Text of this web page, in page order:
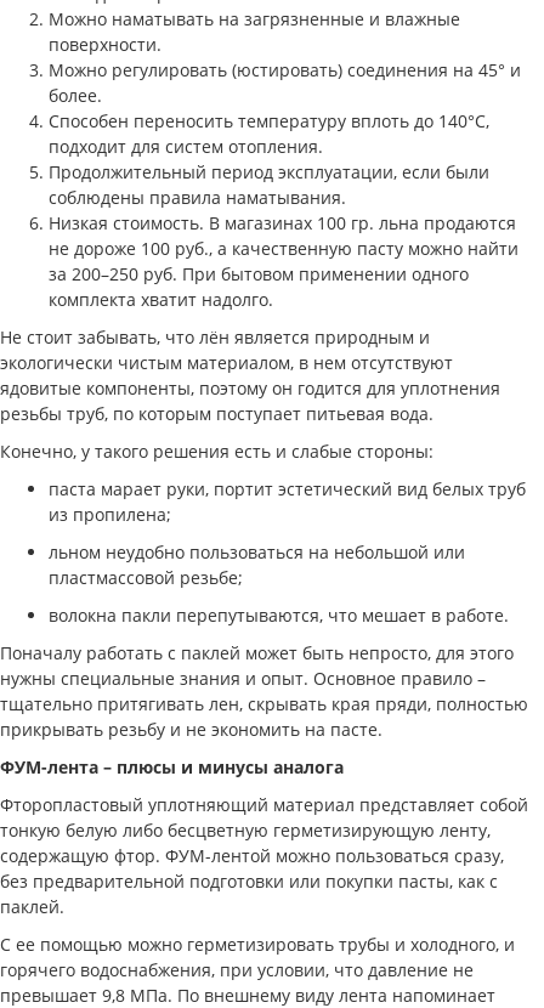
Можно наматывать на загрязненные и влажные
поверхности.
Можно регулировать (юстировать) соединения на 45° и
более.
Способен переносить температуру вплоть до 140°C,
подходит для систем отопления.
Продолжительный период эксплуатации, если были
соблюдены правила наматывания.
Низкая стоимость. В магазинах 100 гр. льна продаются
не дороже 100 руб., а качественную пасту можно найти
за 200–250 руб. При бытовом применении одного
комплекта хватит надолго.
Не стоит забывать, что лён является природным и
экологически чистым материалом, в нем отсутствуют
ядовитые компоненты, поэтому он годится для уплотнения
резьбы труб, по которым поступает питьевая вода.
Конечно, у такого решения есть и слабые стороны:
паста марает руки, портит эстетический вид белых труб
из пропилена;
льном неудобно пользоваться на небольшой или
пластмассовой резьбе;
волокна пакли перепутываются, что мешает в работе.
Поначалу работать с паклей может быть непросто, для этого
нужны специальные знания и опыт. Основное правило –
тщательно притягивать лен, скрывать края пряди, полностью
прикрывать резьбу и не экономить на пасте.
ФУМ-лента – плюсы и минусы аналога
Фторопластовый уплотняющий материал представляет собой
тонкую белую либо бесцветную герметизирующую ленту,
содержащую фтор. ФУМ-лентой можно пользоваться сразу,
без предварительной подготовки или покупки пасты, как с
паклей.
С ее помощью можно герметизировать трубы и холодного, и
горячего водоснабжения, при условии, что давление не
превышает 9,8 МПа. По внешнему виду лента напоминает